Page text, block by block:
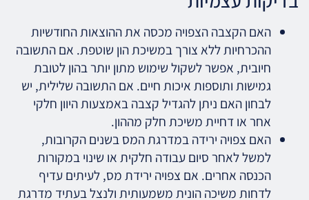
האם הקצבה הצפויה מכסה את ההוצאות החודשיות
ההכרחיות ללא צורך במשיכת הון שוטפת. אם התשובה
חיובית, אפשר לשקול שימוש מתון יותר בהון לטובת
גמישות ותוספות איכות חיים. אם התשובה שלילית, יש
לבחון האם ניתן להגדיל קצבה באמצעות היוון חלקי
אחר או דחיית משיכת חלק מההון.
האם צפויה ירידה במדרגת המס בשנים הקרובות,
למשל לאחר סיום עבודה חלקית או שינוי במקורות
הכנסה אחרים. אם צפויה ירידת מס, לעיתים עדיף
לדחות משיכה הונית משמעותית ולנצל בעתיד מדרגת